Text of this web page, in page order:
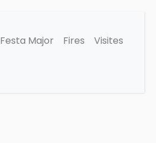
Festa Major Fires
Visites